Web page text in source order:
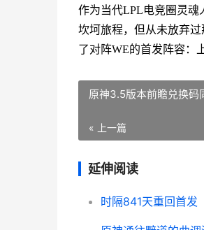
作为当代LPL电竞圈灵魂
坎坷旅程，但从未放弃
了对阵WE的首发阵容：
原神3.5版本前瞻兑换
« 上一篇
延伸阅读
时隔841天重回首发